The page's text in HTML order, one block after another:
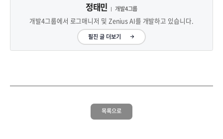
정태민 개발4그룹
개발4그룹에서 로그매니저 및 Zenius AI를 개발하고 있습니다.
필진 글 더보기
목록으로